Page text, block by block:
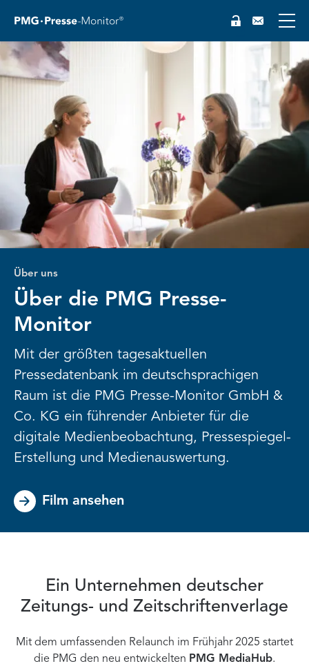
Über uns
Über die PMG Presse-
Monitor
Mit der größten tagesaktuellen
Pressedatenbank im deutschsprachigen
Raum ist die PMG Presse-Monitor GmbH &
Co. KG ein führender Anbieter für die
digitale Medienbeobachtung, Pressespiegel-
Erstellung und Medienauswertung.
Film ansehen
Ein Unternehmen deutscher
Zeitungs- und Zeitschriftenverlage
Mit dem umfassenden Relaunch im Frühjahr 2025 startet
die PMG den neu entwickelten PMG MediaHub.